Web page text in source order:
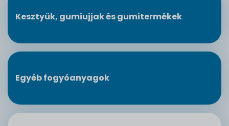
Kesztyűk, gumiujjak és gumitermékek
Egyéb fogyóanyagok